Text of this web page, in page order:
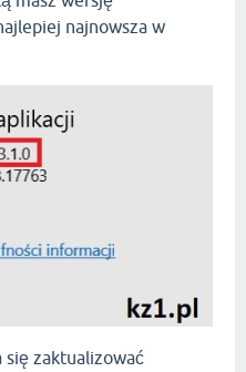
najnowsza w
się zaktualizować